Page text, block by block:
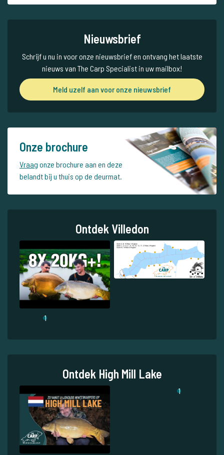
Nieuwsbrief
Schrijf u nu in voor onze nieuwsbrief en ontvang het laatste
nieuws van The Carp Specialist in uw mailbox!
Meld uzelf aan voor onze nieuwsbrief
Onze brochure
Vraag onze brochure aan en deze
belandt bij u thuis op de deurmat.
Ontdek Villedon
1
Ontdek High Mill Lake
1